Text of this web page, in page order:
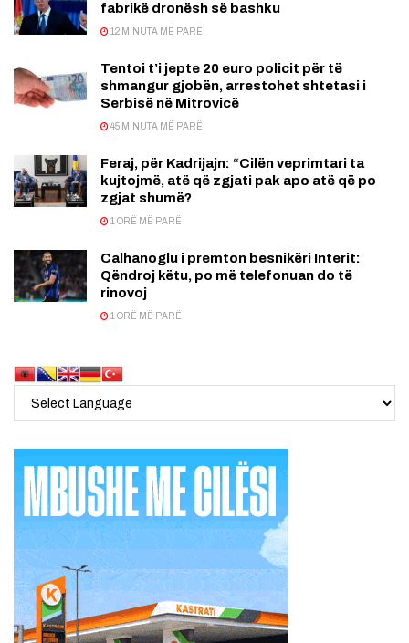
fabrikë dronësh së bashku
12 MINUTA MË PARË
Tentoi t’i jepte 20 euro policit për të
shmangur gjobën, arrestohet shtetasi i
Serbisë në Mitrovicë
45 MINUTA MË PARË
Feraj, për Kadrijajn: “Cilën veprimtari ta
kujtojmë, atë që zgjati pak apo atë që po
zgjat shumë?
1 ORË MË PARË
Calhanoglu i premton besnikëri Interit:
Qëndroj këtu, po më telefonuan do të
rinovoj
1 ORË MË PARË